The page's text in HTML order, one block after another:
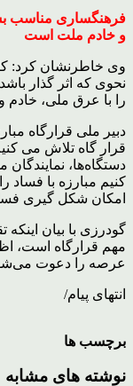
فرهنگساری مناسب
و خادم ملت است
وی خاطرنشان کرد:
نحوی که اثر گذار
را با عرق ملی،
دبیر ملی قرارگاه
قرار گاه تلاش می
دستگاه‌ها،
کنیم مبارزه با
امکان شکل گیری
گودرزی با بیان
مهم قرارگاه است،
عرصه را دعوت می‌شود
انتهای پیام/
برچسب ها
نوشته های مشابه